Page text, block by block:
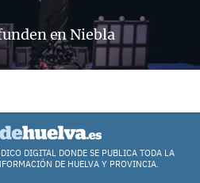
en Niebla
DIGITAL DONDE SE PUBLICA TODA LA
DE HUELVA Y PROVINCIA.